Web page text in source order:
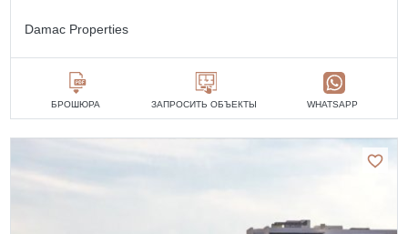
Damac Properties
БРОШЮРА ЗАПРОСИТЬ ОБЪЕКТЫ WHATSAPP